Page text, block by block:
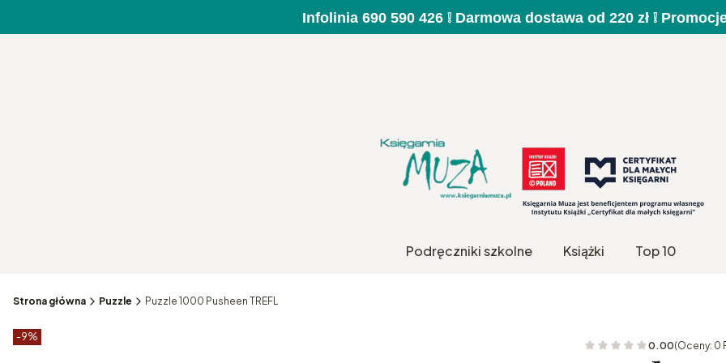
Infolinia 690 590 426 ❕ Darmowa dostawa od 220 zł ❕
Podręczniki szkolne Książki Top 10
Strona główna Puzzle Puzzle 1000 Pusheen TREFL
Etykiety produktu
-9%
0.00(Oceny: 0